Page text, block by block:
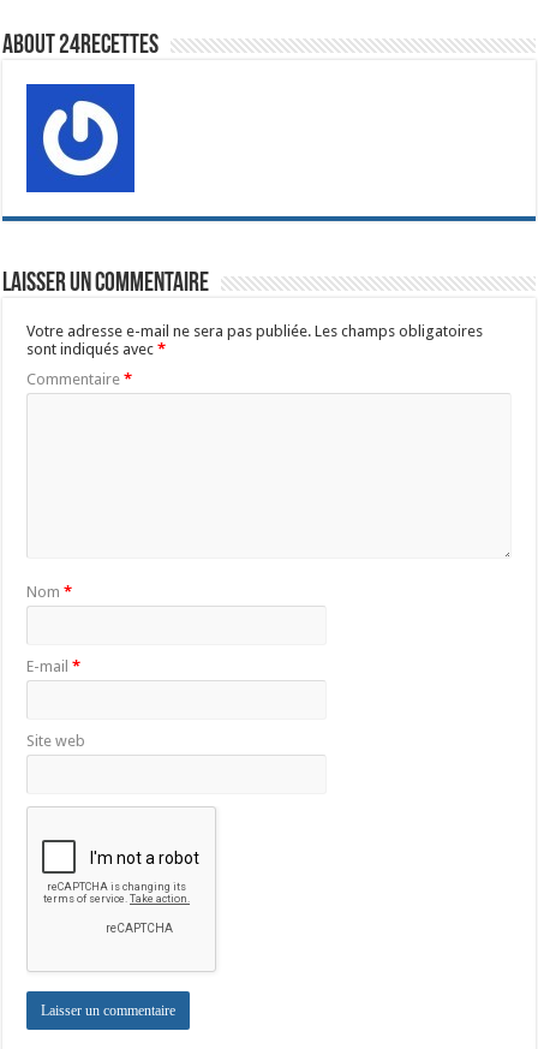
About 24recettes
Laisser un commentaire
Votre adresse e-mail ne sera pas publiée. Les champs obligatoires
sont indiqués avec*
Commentaire*
Nom*
E-mail*
Site web